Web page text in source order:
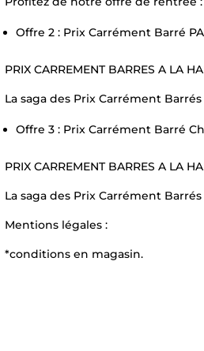
Offre 2 : Prix Carrément Barré
PRIX CARREMENT BARRES A LA
La saga des Prix Carrément
Offre 3 : Prix Carrément Barré
PRIX CARREMENT BARRES A LA
La saga des Prix Carrément
Mentions légales :
*conditions en magasin.